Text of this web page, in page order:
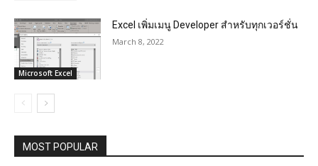
Microsoft Excel
Excel เพิ่มเมนู Developer สำหรับทุกเวอร์ชั่น
March 8, 2022
MOST POPULAR